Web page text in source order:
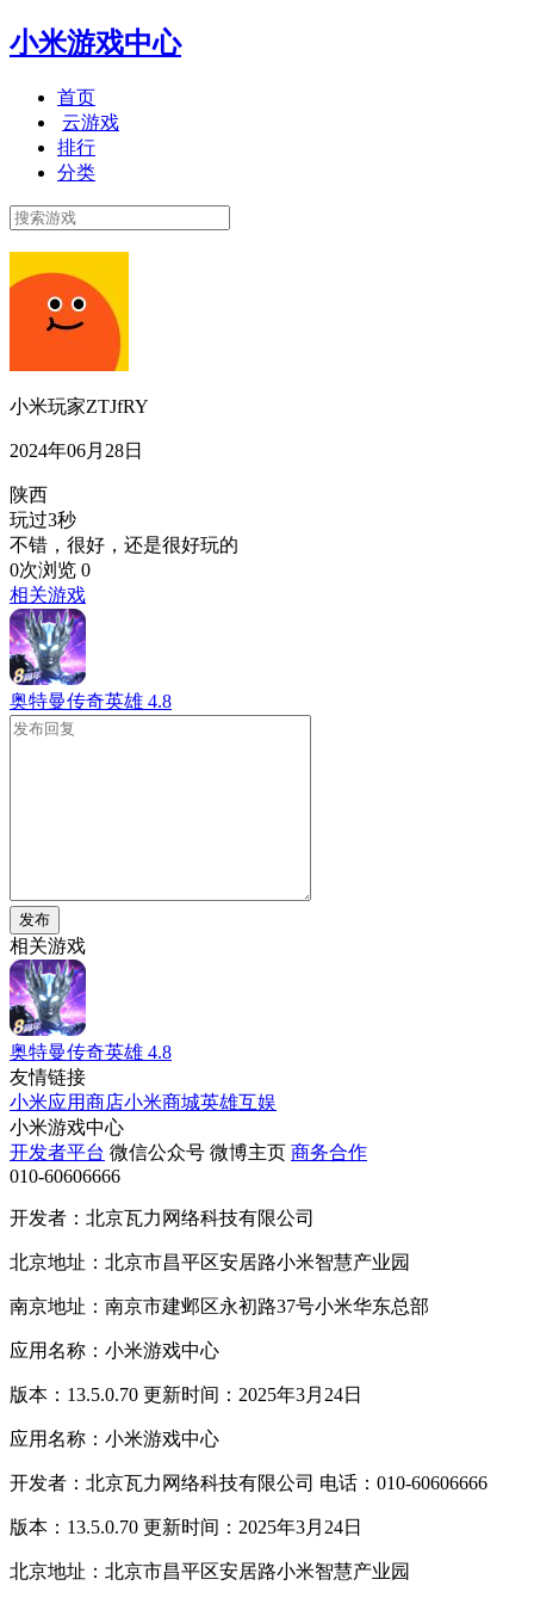
小米游戏中心
首页
云游戏
排行
分类
小米玩家ZTJfRY
2024年06月28日
陕西
玩过3秒
不错，很好，还是很好玩的
0次浏览 0
相关游戏
奥特曼传奇英雄 4.8
发布
相关游戏
奥特曼传奇英雄 4.8
友情链接
小米应用商店小米商城英雄互娱
小米游戏中心
开发者平台 微信公众号 微博主页 商务合作
010-60606666
开发者：北京瓦力网络科技有限公司
北京地址：北京市昌平区安居路小米智慧产业园
南京地址：南京市建邺区永初路37号小米华东总部
应用名称：小米游戏中心
版本：13.5.0.70 更新时间：2025年3月24日
应用名称：小米游戏中心
开发者：北京瓦力网络科技有限公司 电话：010-60606666
版本：13.5.0.70 更新时间：2025年3月24日
北京地址：北京市昌平区安居路小米智慧产业园